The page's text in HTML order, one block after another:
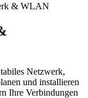
& WLAN
Netzwerk,
und installieren
Ihre Verbindungen